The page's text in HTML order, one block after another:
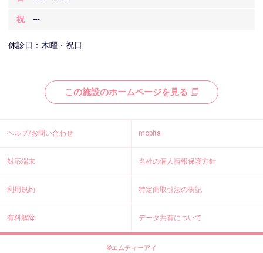
祝 ---
休診日：木曜・祝日
この施設のホームページを見る
ヘルプ/お問い合わせ mopita
対応端末 当社の個人情報保護方針
利用規約 特定商取引法の表記
有料解除 データ共有について
©エムティーアイ